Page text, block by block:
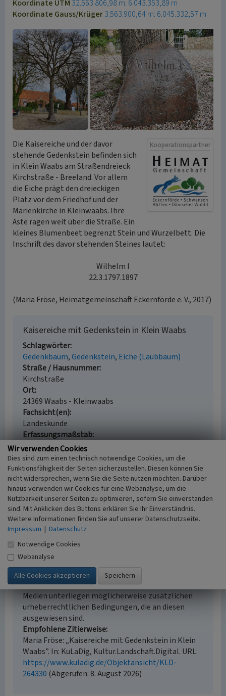
Koordinate UTM 32.563.806,98 m: 6.043.353,89 m
Koordinate Gauss/Krüger3.563.900,64 m: 6.045.332,57 m
Kooperationspartner
Die Kaisereiche und der davor
stehende Gedenkstein befinden sich
in Klein Waabs am Straßendreieck
Kirchstraße - Breeland. Vor allem
die Eiche prägt den dreieckigen
Platz vor dem Friedhof und der
Marienkirche in Kleinwaabs. Ihre
Äste ragen weit über die Straße. Ein
kleines Blumenbeet begrenzt Stein und Wurzelbett. Die
Inschrift des davor stehenden Steines lautet:
Wilhelm I
22.3.1797.1897
(Maria Fröse, Heimatgemeinschaft Eckernförde e. V., 2017)
Kaisereiche mit Gedenkstein in Klein Waabs
Schlagwörter
Gedenkbaum Gedenkstein Eiche (Laubbaum)
Straße / Hausnummer
Kirchstraße
Ort
24369 Waabs - Kleinwaabs
Fachsicht(en)
Landeskunde
Erfassungsmaßstab
i.d.R. 1:5.000 (größer als 1:20.000)
Erfassungsmethode
Geländebegehung/-kartierung, mündliche Hinweise
Ortsansässiger, Ortskundiger
Historischer Zeitraum
Beginn 1897
Empfohlene Zitierweise
Urheberrechtlicher Hinweis
Der hier präsentierte Inhalt steht unter der freien
Lizenz CC BY 4.0 (Namensnennung). Die angezeigten
Medien unterliegen möglicherweise zusätzlichen
urheberrechtlichen Bedingungen, die an diesen
ausgewiesen sind.
Empfohlene Zitierweise
Maria Fröse: „Kaisereiche mit Gedenkstein in Klein
Waabs”. In: KuLaDig, Kultur.Landschaft.Digital. URL:
https://www.kuladig.de/Objektansicht/KLD-
264330 (Abgerufen: 8. August 2026)
Wir verwenden Cookies
Dies sind zum einen technisch notwendige Cookies, um die
Funktionsfähigkeit der Seiten sicherzustellen. Diesen können Sie
nicht widersprechen, wenn Sie die Seite nutzen möchten. Darüber
hinaus verwenden wir Cookies für eine Webanalyse, um die
Nutzbarkeit unserer Seiten zu optimieren, sofern Sie einverstanden
sind. Mit Anklicken des Buttons erklären Sie Ihr Einverständnis.
Weitere Informationen finden Sie auf unserer Datenschutzseite.
Impressum | Datenschutz
Notwendige Cookies
Webanalyse